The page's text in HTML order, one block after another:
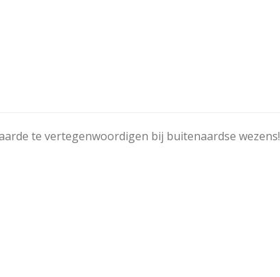
te vertegenwoordigen bij buitenaardse wezens!